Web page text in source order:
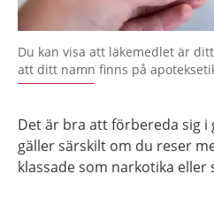
Du kan visa att läkemedlet är
att ditt namn finns på
Det är bra att förbereda sig
gäller särskilt om du reser
klassade som narkotika eller